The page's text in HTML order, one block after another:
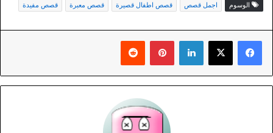
الوسوم اجمل قصص قصص اطفال قصيرة قصص معبرة قصص مفيدة
لينكدإن بينتيريست